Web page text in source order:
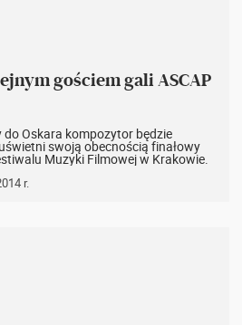
gościem gali ASCAP
Oskara kompozytor będzie
swoją obecnością finałowy
Muzyki Filmowej w Krakowie.
r.